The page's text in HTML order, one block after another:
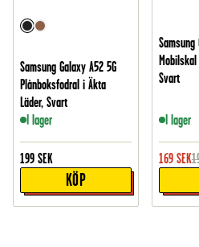
Samsung Galaxy A52 5G
Plånboksfodral i Äkta
Läder, Svart
I lager
199 SEK
KÖP
Samsung
Svart
I lager
169 SEK